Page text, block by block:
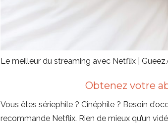
Le meilleur du streaming avec Netflix |
Obtenez votre
Vous êtes sériephile ? Cinéphile ? Besoin
recommande Netflix. Rien de mieux qu’un